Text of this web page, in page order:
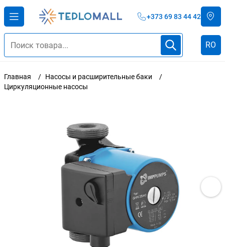
+373 69 83 44 42
RO
Главная
Насосы и расширительные баки
Циркуляционные насосы